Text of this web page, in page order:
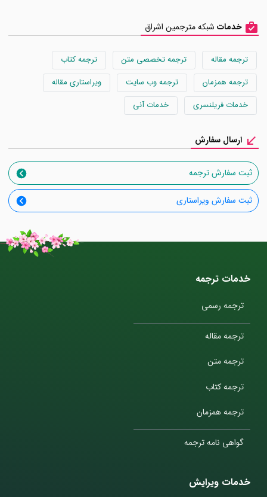
خدمات شبکه مترجمین اشراق
ترجمه مقاله ترجمه تخصصی متن
ترجمه کتاب
ترجمه همزمان
ترجمه وب سایت
ویراستاری مقاله
خدمات فریلنسری
خدمات آنی
ارسال سفارش
ثبت سفارش ترجمه
ثبت سفارش ویراستاری
خدمات ترجمه
ترجمه رسمی
ترجمه مقاله
ترجمه متن
ترجمه کتاب
ترجمه همزمان
گواهی نامه ترجمه
خدمات ویرایش